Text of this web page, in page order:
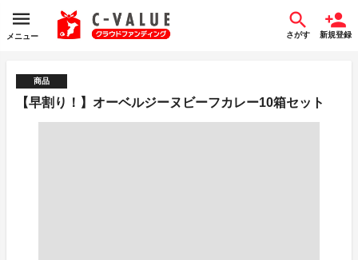
メニュー さがす 新規登録
商品
【早割り！】オーベルジーヌビーフカレー10箱セット